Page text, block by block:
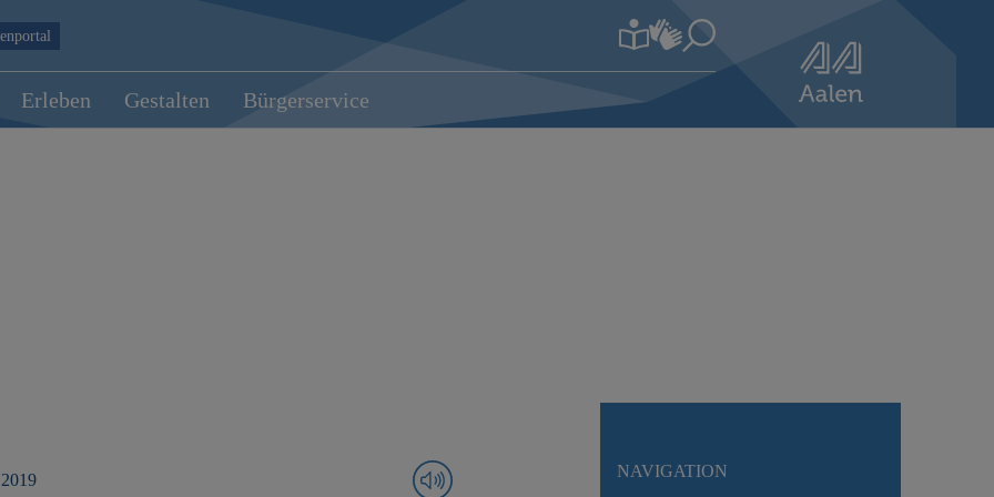
Erleben Gestalten Bürgerservice
NAVIGATION